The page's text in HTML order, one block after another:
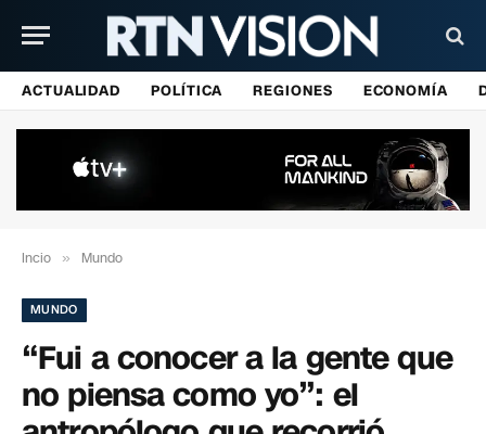
ACTUALIDAD POLÍTICA REGIONES ECONOMÍA
Incio » Mundo
MUNDO
“Fui a conocer a la gente que
no piensa como yo”: el